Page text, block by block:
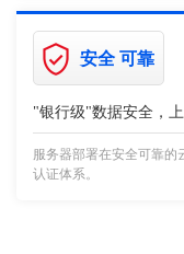
安全 可靠
"银行级"数据安全，
服务器部署在安全可靠的
认证体系。